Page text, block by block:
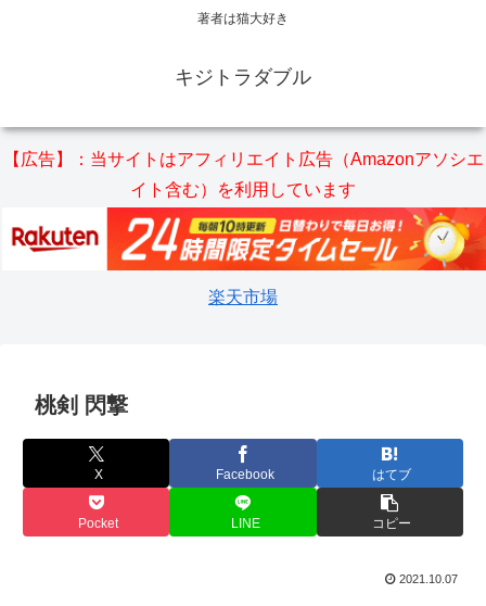
著者は猫大好き
キジトラダブル
【広告】：当サイトはアフィリエイト広告（Amazonアソシエ
イト含む）を利用しています
楽天市場
桃剣 閃撃
X Facebook はてブ
Pocket LINE コピー
2021.10.07